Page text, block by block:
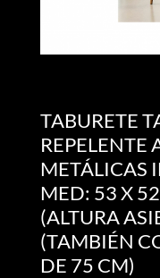
TABURETE
REPELENTE
METÁLICAS
MED: 53 X
(ALTURA
(TAMBIÉN
DE 75 CM)